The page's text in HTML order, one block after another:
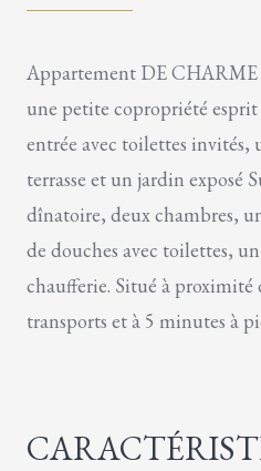
Appartement DE
une petite copropriété
entrée avec toilettes invités,
terrasse et un jardin exposé
dînatoire, deux chambres,
de douches avec toilettes,
chaufferie. Situé à proximité
transports et à 5 minutes à